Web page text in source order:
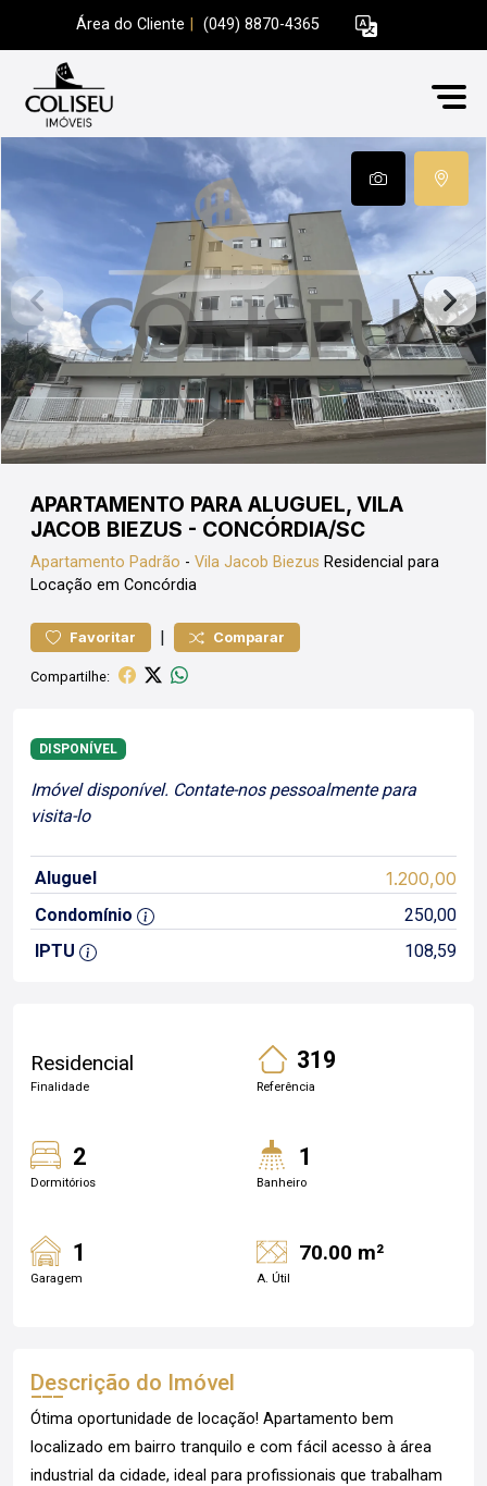
Área do Cliente (049) 8870-4365
APARTAMENTO PARA ALUGUEL, VILA
JACOB BIEZUS - CONCÓRDIA/SC
Apartamento Padrão - Vila Jacob Biezus Residencial para
Locação em Concórdia
Favoritar | Comparar
Compartilhe:
DISPONÍVEL
Imóvel disponível. Contate-nos pessoalmente para
visita-lo
Aluguel 1.200,00
Condomínio
250,00
IPTU
108,59
Residencial
Finalidade
319
Referência
2
Dormitórios
1
Banheiro
1
Garagem
70.00 m²
A. Útil
Descrição do Imóvel
Ótima oportunidade de locação! Apartamento bem
localizado em bairro tranquilo e com fácil acesso à área
industrial da cidade, ideal para profissionais que trabalham